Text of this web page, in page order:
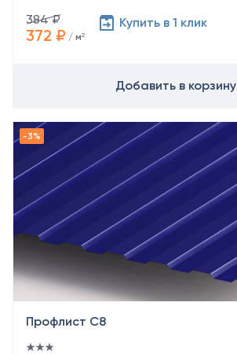
384 ₽
372 ₽ / м²
Купить в 1 клик
Добавить в корзину
Профлист С8